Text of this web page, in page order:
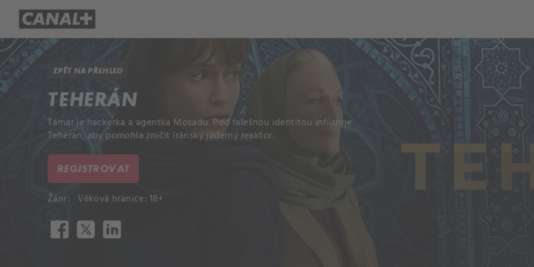
ZPĚT NA PŘEHLED
TEHERÁN
Támar je hackerka a agentka Mosadu. Pod falešnou identitou infiltruje
Teherán, aby pomohla zničit íránský jaderný reaktor.
REGISTROVAT
Žánr: Věková hranice: 18+